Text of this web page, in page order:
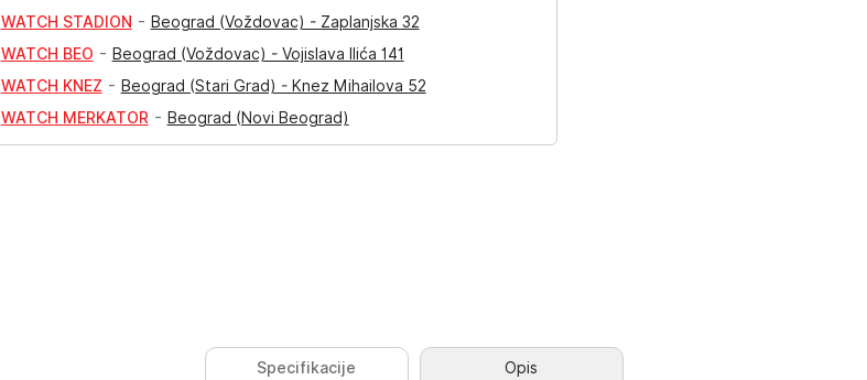
WATCH STADION - Beograd (Voždovac) - Zaplanjska 32
WATCH BEO - Beograd (Voždovac) - Vojislava Ilića 141
WATCH KNEZ - Beograd (Stari Grad) - Knez Mihailova 52
WATCH MERKATOR- Beograd (Novi Beograd)
Specifikacije Opis